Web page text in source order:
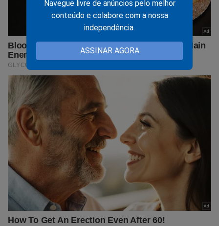
Navegue livre de anúncios pelo melhor
conteúdo e colabore com a nossa
independência.
ASSINAR AGORA